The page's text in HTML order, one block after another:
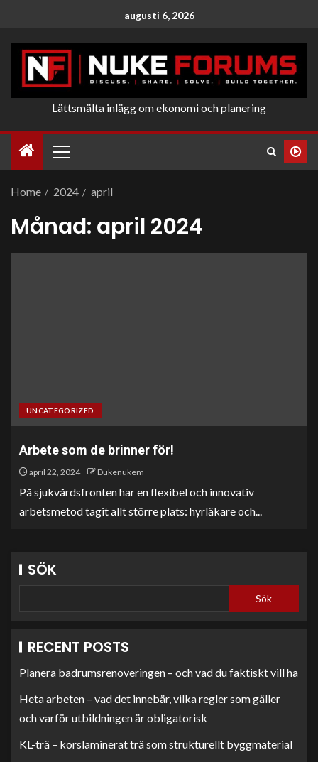
augusti 6, 2026
Lättsmälta inlägg om ekonomi och planering
Home 2024 april
Månad: april 2024
UNCATEGORIZED
Arbete som de brinner för!
april 22, 2024 Dukenukem
På sjukvårdsfronten har en flexibel och innovativ
arbetsmetod tagit allt större plats: hyrläkare och...
SÖK
Sök
RECENT POSTS
Planera badrumsrenoveringen – och vad du faktiskt vill ha
Heta arbeten – vad det innebär, vilka regler som gäller
och varför utbildningen är obligatorisk
KL-trä – korslaminerat trä som strukturellt byggmaterial